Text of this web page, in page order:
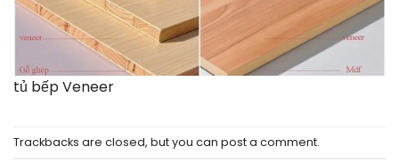
tủ bếp Veneer
Trackbacks are closed, but you can post a comment.